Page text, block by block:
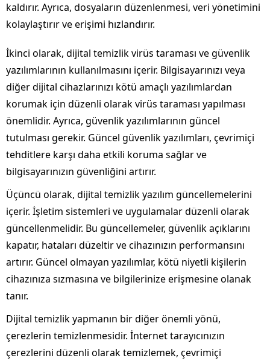
kaldırır. Ayrıca, dosyaların düzenlenmesi, veri yönetimini
kolaylaştırır ve erişimi hızlandırır.
İkinci olarak, dijital temizlik virüs taraması ve güvenlik
yazılımlarının kullanılmasını içerir. Bilgisayarınızı veya
diğer dijital cihazlarınızı kötü amaçlı yazılımlardan
korumak için düzenli olarak virüs taraması yapılması
önemlidir. Ayrıca, güvenlik yazılımlarının güncel
tutulması gerekir. Güncel güvenlik yazılımları, çevrimiçi
tehditlere karşı daha etkili koruma sağlar ve
bilgisayarınızın güvenliğini artırır.
Üçüncü olarak, dijital temizlik yazılım güncellemelerini
içerir. İşletim sistemleri ve uygulamalar düzenli olarak
güncellenmelidir. Bu güncellemeler, güvenlik açıklarını
kapatır, hataları düzeltir ve cihazınızın performansını
artırır. Güncel olmayan yazılımlar, kötü niyetli kişilerin
cihazınıza sızmasına ve bilgilerinize erişmesine olanak
tanır.
Dijital temizlik yapmanın bir diğer önemli yönü,
çerezlerin temizlenmesidir. İnternet tarayıcınızın
çerezlerini düzenli olarak temizlemek, çevrimiçi